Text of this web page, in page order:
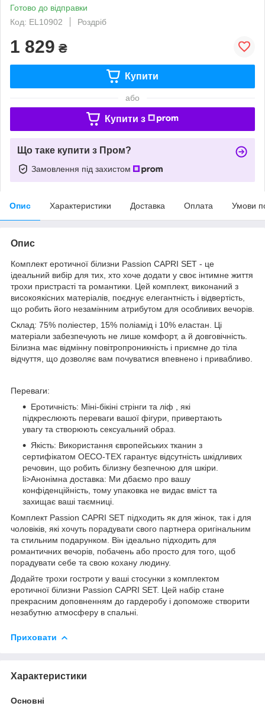
Готово до відправки
Код: EL10902
Роздріб
1 829 ₴
Купити
або
Купити з
Що таке купити з Пром?
Замовлення під захистом
Опис Характеристики Доставка Оплата Умови
Опис
Комплект еротичної білизни Passion CAPRI SET - це
ідеальний вибір для тих, хто хоче додати у своє інтимне життя
трохи пристрасті та романтики. Цей комплект, виконаний з
високоякісних матеріалів, поєднує елегантність і відвертість,
що робить його незамінним атрибутом для особливих вечорів.
Склад: 75% поліестер, 15% поліамід і 10% еластан. Ці
матеріали забезпечують не лише комфорт, а й довговічність.
Білизна має відмінну повітропроникність і приємне до тіла
відчуття, що дозволяє вам почуватися впевнено і привабливо.
Переваги:
Еротичність: Міні-бікіні стрінги та ліф , які
підкреслюють переваги вашої фігури, привертають
увагу та створюють сексуальний образ.
Якість: Використання європейських тканин з
сертифікатом OECO-TEX гарантує відсутність шкідливих
речовин, що робить білизну безпечною для шкіри.
li>Анонімна доставка: Ми дбаємо про вашу
конфіденційність, тому упаковка не видає вміст та
захищає ваші таємниці.
Комплект Passion CAPRI SET підходить як для жінок, так і для
чоловіків, які хочуть порадувати свого партнера оригінальним
та стильним подарунком. Він ідеально підходить для
романтичних вечорів, побачень або просто для того, щоб
порадувати себе та свою кохану людину.
Додайте трохи гостроти у ваші стосунки з комплектом
еротичної білизни Passion CAPRI SET. Цей набір стане
прекрасним доповненням до гардеробу і допоможе створити
незабутню атмосферу в спальні.
Приховати
Характеристики
Основні